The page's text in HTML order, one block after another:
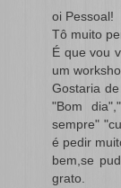
oi Pessoal!
Tô muito
É que vou
um
Gostaria
"Bom
sempre"
é pedir
bem,se
grato.